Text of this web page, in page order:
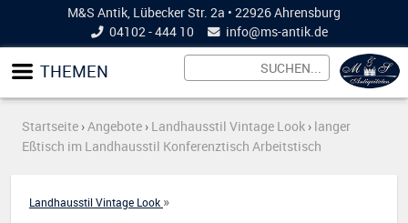
M&S Antik, Lübecker Str. 2a • 22926 Ahrensburg
04102 - 444 10
info@ms-antik.de
THEMEN
Startseite ›Angebote › Landhausstil Vintage Look › langer
Eßtisch im Landhausstil Konferenztisch Arbeitstisch
Landhausstil Vintage Look »